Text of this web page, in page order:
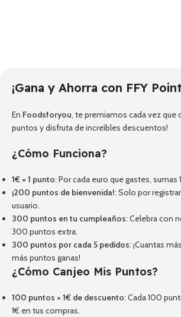
¡Gana y Ahorra con FFY
En Foodsforyou, te premiamos cada vez que
puntos y disfruta de increíbles descuentos!
¿Cómo Funciona?
1€ = 1 punto: Por cada euro que gastes, sumas
¡200 puntos de bienvenida!: Solo por
usuario.
300 puntos en tu cumpleaños: Celebra con
300 puntos extra.
300 puntos por cada 5 pedidos: ¡Cuantas
más puntos ganas!
¿Cómo Canjeo Mis Puntos?
100 puntos = 1€ de descuento: Cada 100
1€ en tus compras.